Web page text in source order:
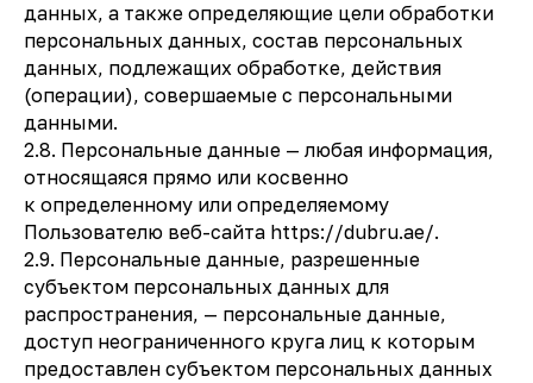
данных, а также определяющие цели обработки
персональных данных, состав персональных
данных, подлежащих обработке, действия
(операции), совершаемые с персональными
данными.
2.8. Персональные данные — любая информация,
относящаяся прямо или косвенно
к определенному или определяемому
Пользователю веб-сайта https://dubru.ae/.
2.9. Персональные данные, разрешенные
субъектом персональных данных для
распространения, — персональные данные,
доступ неограниченного круга лиц к которым
предоставлен субъектом персональных данных